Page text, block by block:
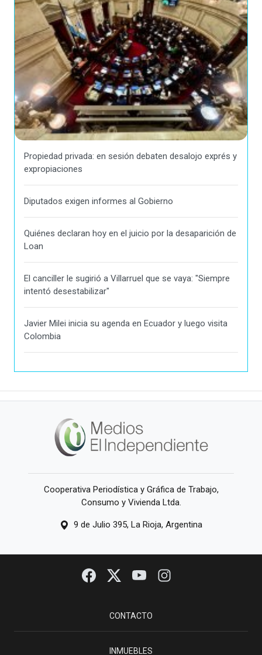
Propiedad privada: en sesión debaten desalojo exprés y
expropiaciones
Diputados exigen informes al Gobierno
Quiénes declaran hoy en el juicio por la desaparición de
Loan
El canciller le sugirió a Villarruel que se vaya: "Siempre
intentó desestabilizar"
Javier Milei inicia su agenda en Ecuador y luego visita
Colombia
Cooperativa Periodística y Gráfica de Trabajo,
Consumo y Vivienda Ltda.
9 de Julio 395, La Rioja, Argentina
CONTACTO
INMUEBLES